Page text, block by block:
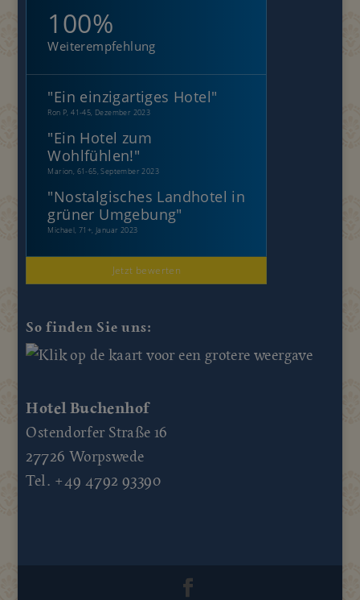
100%
Weiterempfehlung
"Ein einzigartiges Hotel"
Ron P, 41-45, Dezember 2023
"Ein Hotel zum
Wohlfühlen!"
Marion, 61-65, September 2023
"Nostalgisches Landhotel in
grüner Umgebung"
Michael, 71+, Januar 2023
Jetzt bewerten
So finden Sie uns:
Hotel Buchenhof
Ostendorfer Straße 16
27726 Worpswede
Tel. +49 4792 93390